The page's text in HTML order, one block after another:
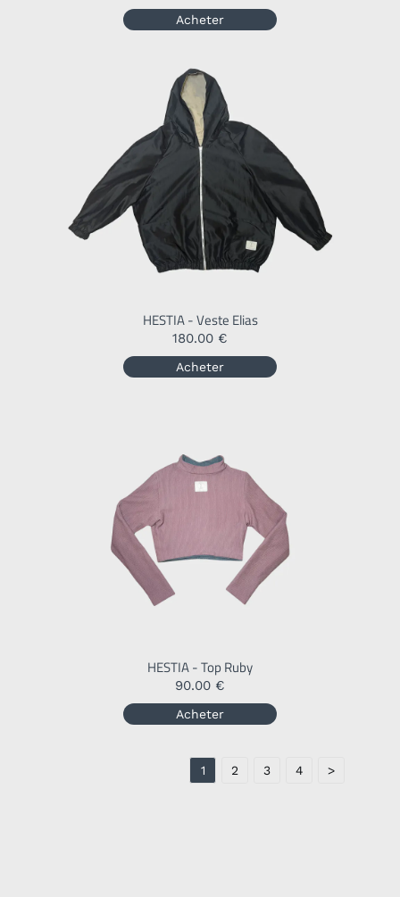
Acheter
HESTIA - Veste Elias
180.00 €
Acheter
HESTIA - Top Ruby
90.00 €
Acheter
1 2 3 4 >